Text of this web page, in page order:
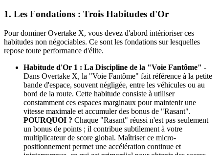
1. Les Fondations : Trois Habitudes d'Or
Pour dominer Overtake X, vous devez d'abord intérioriser ces
habitudes non négociables. Ce sont les fondations sur lesquelles
repose toute performance d'élite.
Habitude d'Or 1 : La Discipline de la "Voie Fantôme" -
Dans Overtake X, la "Voie Fantôme" fait référence à la petite
bande d'espace, souvent négligée, entre les véhicules ou au
bord de la route. Cette habitude consiste à utiliser
constamment ces espaces marginaux pour maintenir une
vitesse maximale et accumuler des bonus de "Rasant".
POURQUOI ? Chaque "Rasant" réussi n'est pas seulement
un bonus de points ; il contribue subtilement à votre
multiplicateur de score global. Maîtriser ce micro-
positionnement permet une accélération continue et